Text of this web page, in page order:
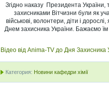
Згідно наказу Президента
захисниками Вітчизни були як
військові, волонтери, діти і
Днем захисника України. Бажаємо
Відео від Anima-TV до Дня Захисника
Категория: Новини кафедри хімії